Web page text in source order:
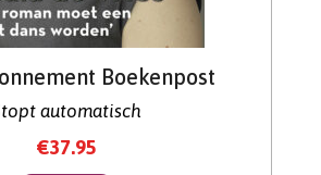
Boekenpost
automatisch
€37.95